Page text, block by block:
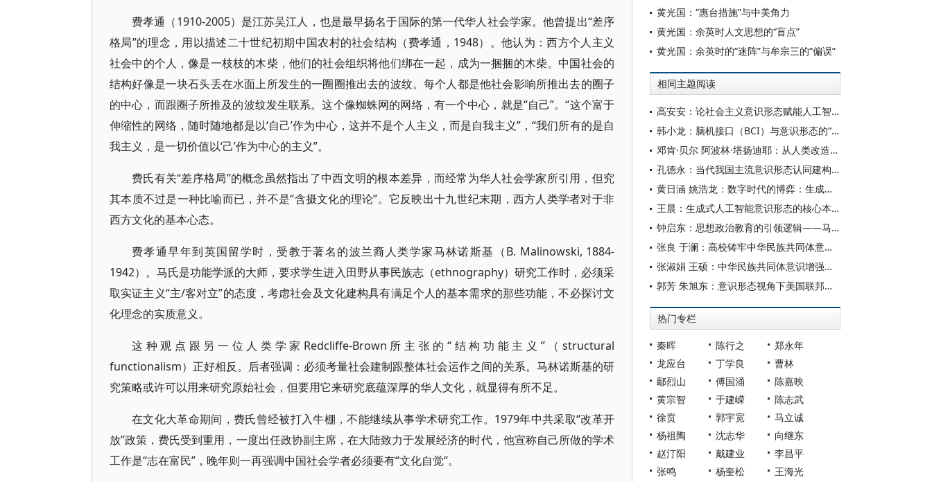
费孝通（1910-2005）是江苏吴江人，也是最早扬名于国际的第一代华人社会学家。他曾提出“差序
格局”的理念，用以描述二十世纪初期中国农村的社会结构（费孝通，1948）。他认为：西方个人主义
社会中的个人，像是一枝枝的木柴，他们的社会组织将他们绑在一起，成为一捆捆的木柴。中国社会的
结构好像是一块石头丢在水面上所发生的一圈圈推出去的波纹。每个人都是他社会影响所推出去的圈子
的中心，而跟圈子所推及的波纹发生联系。这个像蜘蛛网的网络，有一个中心，就是“自己”。“这个富于
伸缩性的网络，随时随地都是以‘自己’作为中心，这并不是个人主义，而是自我主义”，“我们所有的是自
我主义，是一切价值以‘己’作为中心的主义”。
费氏有关“差序格局”的概念虽然指出了中西文明的根本差异，而经常为华人社会学家所引用，但究
其本质不过是一种比喻而已，并不是“含摄文化的理论”。它反映出十九世纪末期，西方人类学者对于非
西方文化的基本心态。
费孝通早年到英国留学时，受教于著名的波兰裔人类学家马林诺斯基（B. Malinowski, 1884-
1942）。马氏是功能学派的大师，要求学生进入田野从事民族志（ethnography）研究工作时，必须采
取实证主义“主/客对立”的态度，考虑社会及文化建构具有满足个人的基本需求的那些功能，不必探讨文
化理念的实质意义。
这种观点跟另一位人类学家Redcliffe-Brown所主张的“结构功能主义”（structural
functionalism）正好相反。后者强调：必须考量社会建制跟整体社会运作之间的关系。马林诺斯基的研
究策略或许可以用来研究原始社会，但要用它来研究底蕴深厚的华人文化，就显得有所不足。
在文化大革命期间，费氏曾经被打入牛棚，不能继续从事学术研究工作。1979年中共采取“改革开
放”政策，费氏受到重用，一度出任政协副主席，在大陆致力于发展经济的时代，他宣称自己所做的学术
工作是“志在富民”，晚年则一再强调中国社会学者必须要有“文化自觉”。
黄光国：“惠台措施”与中美角力
黄光国：余英时人文思想的“盲点”
黄光国：余英时的“迷阵”与牟宗三的“偏误”
相同主题阅读
高安安：论社会主义意识形态赋能人工智能大模型“价值对齐”
韩小龙：脑机接口（BCI）与意识形态的“神经殖民”风险
邓肯·贝尔 阿波林·塔扬迪耶：从人类改造到宇宙殖民——超人类主义与科学的乌托邦
孔德永：当代我国主流意识形态认同建构的有效途径
黄日涵 姚浩龙：数字时代的博弈：生成式人工智能对国家意识形态安全的影响
王晨：生成式人工智能意识形态的核心本质、渗透机制与治理要义
钟启东：思想政治教育的引领逻辑——马克思关于思想政治教育过程的规律性认识
张良 于澜：高校铸牢中华民族共同体意识教育质量监测体系构建研究
张淑娟 王硕：中华民族共同体意识增强意识形态韧性探析
郭芳 朱旭东：意识形态视角下美国联邦政府教师教育治理理念的演变分析
热门专栏
秦晖 陈行之
郑永年
龙应台
丁学良
曹林
鄢烈山
傅国涌
陈嘉映
黄宗智
于建嵘
陈志武
徐贲
郭宇宽
马立诚
杨祖陶
沈志华
向继东
赵汀阳
戴建业
李昌平
张鸣
杨奎松
王海光